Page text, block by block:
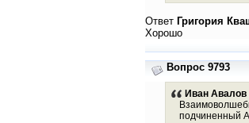
Ответ Григория
Хорошо
Вопрос 9793
Иван Авалов
подчиненный